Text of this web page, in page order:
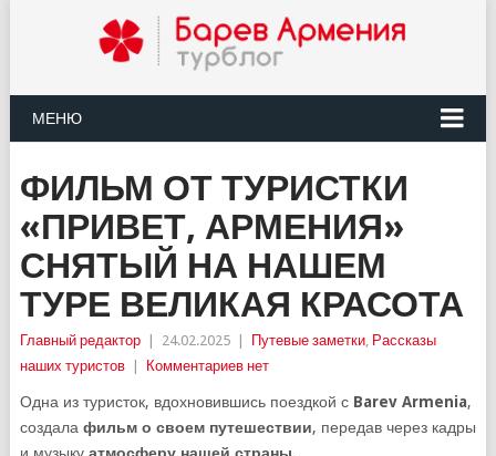
МЕНЮ
ФИЛЬМ ОТ ТУРИСТКИ
«ПРИВЕТ, АРМЕНИЯ»
СНЯТЫЙ НА НАШЕМ
ТУРЕ ВЕЛИКАЯ КРАСОТА
Главный редактор 24.02.2025 Путевые заметки, Рассказы
наших туристов
Комментариев нет
Одна из туристок, вдохновившись поездкой с Barev Armenia,
создала фильм о своем путешествии, передав через кадры